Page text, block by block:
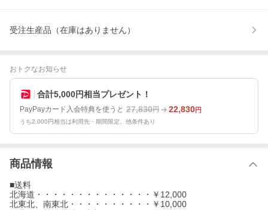
受注生産品（在庫はありません）
おトクなお知らせ
合計5,000円相当プレゼント！
PayPayカード入会特典を使うと 27,830円 22,830円
うち2,000円相当は利用先・期間限定。他条件あり
商品情報
■送料
北海道・・・・・・・・・・・・・・￥12,000
北東北、南東北・・・・・・・・・・￥10,000